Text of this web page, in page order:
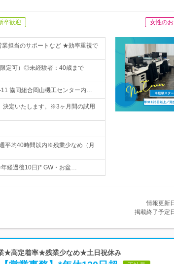
卒歓迎 女性の
業担当のサポートなど ★効率重視で
定可）◎未経験者：40歳まで
協同組合岡山機工センター内…
決定いたします。※3ヶ月間の試用
均40時間以内※残業少なめ（月
経過後10日)* GW・お盆…
情報更新
掲載終了予定
★高定着率★残業少なめ★土日祝休み